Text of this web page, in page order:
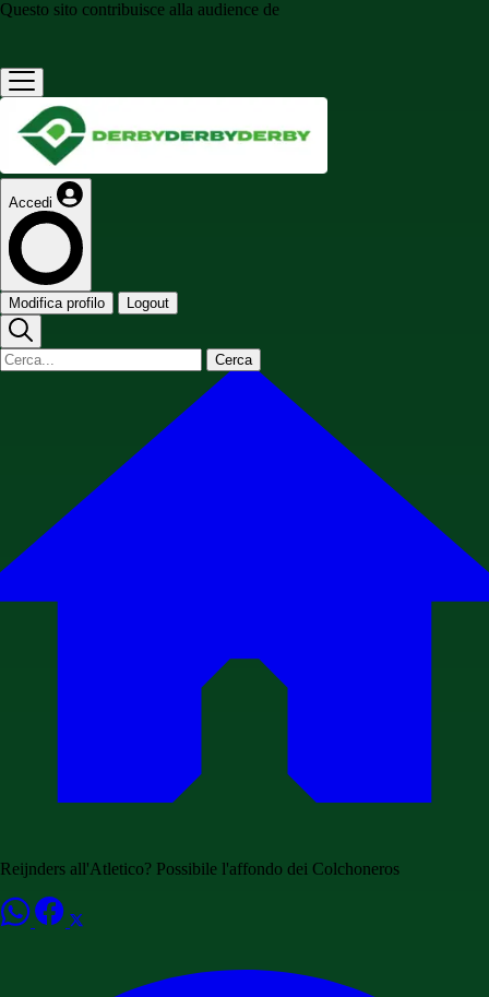
Questo sito contribuisce alla audience de
Accedi
Modifica profilo Logout
Cerca
Reijnders all'Atletico? Possibile l'affondo dei Colchoneros